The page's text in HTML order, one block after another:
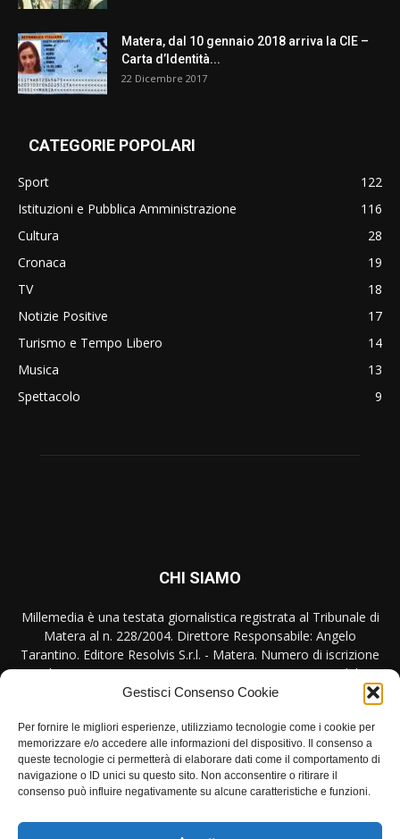
Gestisci Consenso Cookie
Per fornire le migliori esperienze, utilizziamo tecnologie come i cookie per
memorizzare e/o accedere alle informazioni del dispositivo. Il consenso a
queste tecnologie ci permetterà di elaborare dati come il comportamento di
navigazione o ID unici su questo sito. Non acconsentire o ritirare il
consenso può influire negativamente su alcune caratteristiche e funzioni.
Matera, dal 10 gennaio 2018 arriva la CIE –
Carta d’Identità...
22 Dicembre 2017
CATEGORIE POPOLARI
Sport
122
Istituzioni e Pubblica Amministrazione
116
Cultura
28
Cronaca
19
TV
18
Notizie Positive
17
Turismo e Tempo Libero
14
Musica
13
Spettacolo
9
CHI SIAMO
Millemedia è una testata giornalistica registrata al Tribunale di
Matera al n. 228/2004. Direttore Responsabile: Angelo
Tarantino. Editore Resolvis S.r.l. - Matera. Numero di iscrizione
al ROC Registro Operatori Comunicazione n. 17440 del
31/10/2007
Contattaci:redazione@millemedia.it
SEGUICI